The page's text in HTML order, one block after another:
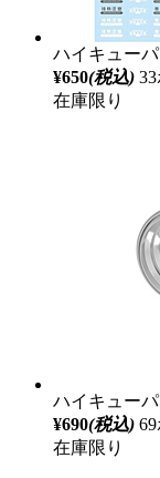
ハイキュー
¥650(税込)
在庫限り
ハイキュー
¥690(税込)
在庫限り